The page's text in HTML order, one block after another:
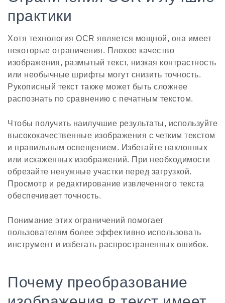
практики
Хотя технология OCR является мощной, она имеет
некоторые ограничения. Плохое качество
изображения, размытый текст, низкая контрастность
или необычные шрифты могут снизить точность.
Рукописный текст также может быть сложнее
распознать по сравнению с печатным текстом.
Чтобы получить наилучшие результаты, используйте
высококачественные изображения с четким текстом
и правильным освещением. Избегайте наклонных
или искаженных изображений. При необходимости
обрезайте ненужные участки перед загрузкой.
Просмотр и редактирование извлеченного текста
обеспечивает точность.
Понимание этих ограничений помогает
пользователям более эффективно использовать
инструмент и избегать распространенных ошибок.
Почему преобразование